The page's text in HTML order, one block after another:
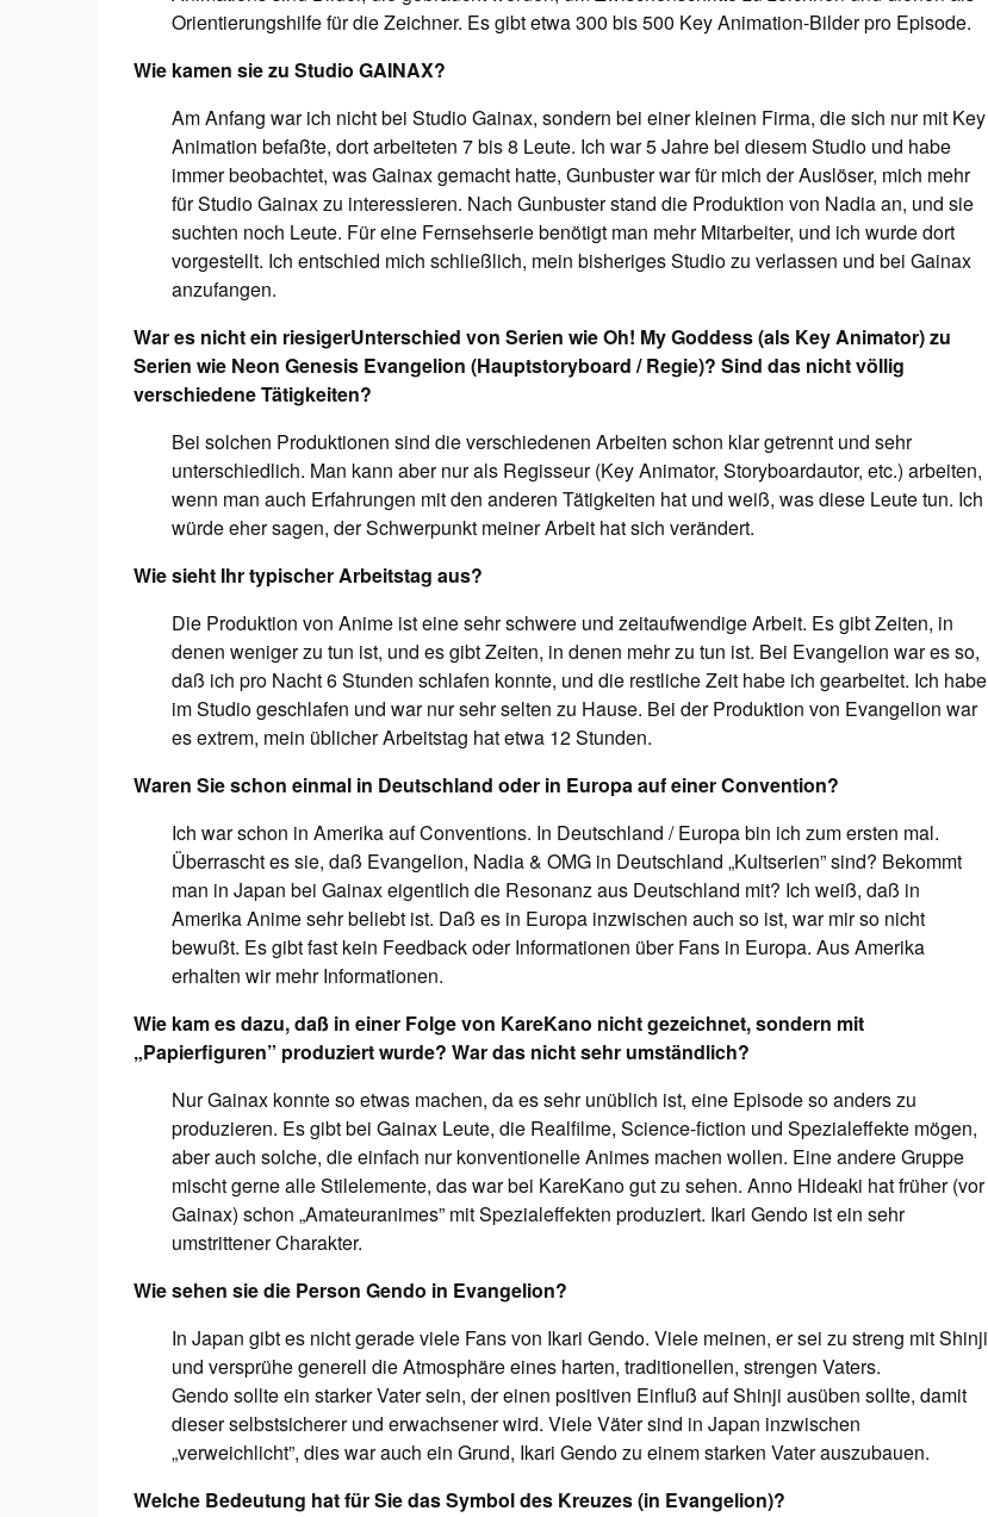
Orientierungshilfe für die Zeichner. Es gibt etwa 300 bis 500 Key Animation-Bilder pro Episode.
Wie kamen sie zu Studio GAINAX?
Am Anfang war ich nicht bei Studio Gainax, sondern bei einer kleinen Firma, die sich nur mit Key
Animation befaßte, dort arbeiteten 7 bis 8 Leute. Ich war 5 Jahre bei diesem Studio und habe
immer beobachtet, was Gainax gemacht hatte, Gunbuster war für mich der Auslöser, mich mehr
für Studio Gainax zu interessieren. Nach Gunbuster stand die Produktion von Nadia an, und sie
suchten noch Leute. Für eine Fernsehserie benötigt man mehr Mitarbeiter, und ich wurde dort
vorgestellt. Ich entschied mich schließlich, mein bisheriges Studio zu verlassen und bei Gainax
anzufangen.
War es nicht ein riesigerUnterschied von Serien wie Oh! My Goddess (als Key Animator) zu
Serien wie Neon Genesis Evangelion (Hauptstoryboard / Regie)? Sind das nicht völlig
verschiedene Tätigkeiten?
Bei solchen Produktionen sind die verschiedenen Arbeiten schon klar getrennt und sehr
unterschiedlich. Man kann aber nur als Regisseur (Key Animator, Storyboardautor, etc.) arbeiten,
wenn man auch Erfahrungen mit den anderen Tätigkeiten hat und weiß, was diese Leute tun. Ich
würde eher sagen, der Schwerpunkt meiner Arbeit hat sich verändert.
Wie sieht Ihr typischer Arbeitstag aus?
Die Produktion von Anime ist eine sehr schwere und zeitaufwendige Arbeit. Es gibt Zeiten, in
denen weniger zu tun ist, und es gibt Zeiten, in denen mehr zu tun ist. Bei Evangelion war es so,
daß ich pro Nacht 6 Stunden schlafen konnte, und die restliche Zeit habe ich gearbeitet. Ich habe
im Studio geschlafen und war nur sehr selten zu Hause. Bei der Produktion von Evangelion war
es extrem, mein üblicher Arbeitstag hat etwa 12 Stunden.
Waren Sie schon einmal in Deutschland oder in Europa auf einer Convention?
Ich war schon in Amerika auf Conventions. In Deutschland / Europa bin ich zum ersten mal.
Überrascht es sie, daß Evangelion, Nadia & OMG in Deutschland „Kultserien” sind? Bekommt
man in Japan bei Gainax eigentlich die Resonanz aus Deutschland mit? Ich weiß, daß in
Amerika Anime sehr beliebt ist. Daß es in Europa inzwischen auch so ist, war mir so nicht
bewußt. Es gibt fast kein Feedback oder Informationen über Fans in Europa. Aus Amerika
erhalten wir mehr Informationen.
Wie kam es dazu, daß in einer Folge von KareKano nicht gezeichnet, sondern mit
„Papierfiguren” produziert wurde? War das nicht sehr umständlich?
Nur Gainax konnte so etwas machen, da es sehr unüblich ist, eine Episode so anders zu
produzieren. Es gibt bei Gainax Leute, die Realfilme, Science-fiction und Spezialeffekte mögen,
aber auch solche, die einfach nur konventionelle Animes machen wollen. Eine andere Gruppe
mischt gerne alle Stilelemente, das war bei KareKano gut zu sehen. Anno Hideaki hat früher (vor
Gainax) schon „Amateuranimes” mit Spezialeffekten produziert. Ikari Gendo ist ein sehr
umstrittener Charakter.
Wie sehen sie die Person Gendo in Evangelion?
In Japan gibt es nicht gerade viele Fans von Ikari Gendo. Viele meinen, er sei zu streng mit Shinji
und versprühe generell die Atmosphäre eines harten, traditionellen, strengen Vaters.
Gendo sollte ein starker Vater sein, der einen positiven Einfluß auf Shinji ausüben sollte, damit
dieser selbstsicherer und erwachsener wird. Viele Väter sind in Japan inzwischen
„verweichlicht”, dies war auch ein Grund, Ikari Gendo zu einem starken Vater auszubauen.
Welche Bedeutung hat für Sie das Symbol des Kreuzes (in Evangelion)?